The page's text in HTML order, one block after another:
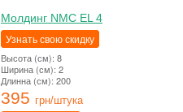
Молдинг NMC EL 4
Узнать свою скидку
Высота (см): 8
Ширина (см): 2
Длинна (см): 200
395 грн/штука